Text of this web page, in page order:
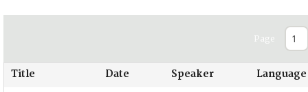
Page
Title Date Speaker Language